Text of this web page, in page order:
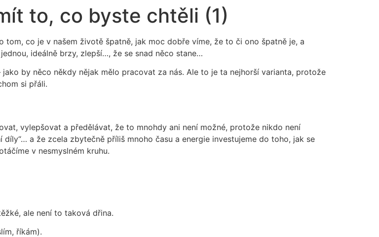
to, co byste chtěli (1)
co je v našem životě špatně, jak moc dobře víme, že to či ono špatně je, a
ideálně brzy, zlepší…, že se snad něco stane…
jako by něco někdy nějak mělo pracovat za nás. Ale to je ta nejhorší varianta, protože
si přáli.
vylepšovat a předělávat, že to mnohdy ani není možné, protože nikdo není
a že zcela zbytečně příliš mnoho času a energie investujeme do toho, jak se
v nesmyslném kruhu.
ale není to taková dřina.
říkám).